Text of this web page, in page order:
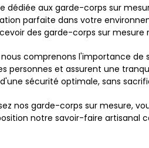
dédiée aux garde-corps sur
parfaite dans votre
des garde-corps sur mesure
nous comprenons l'importance
personnes et assurent une
sécurité optimale, sans
nos garde-corps sur mesure,
notre savoir-faire artisanal